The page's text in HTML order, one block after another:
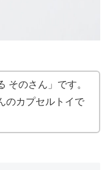
そのさん」です。
のカプセルトイで